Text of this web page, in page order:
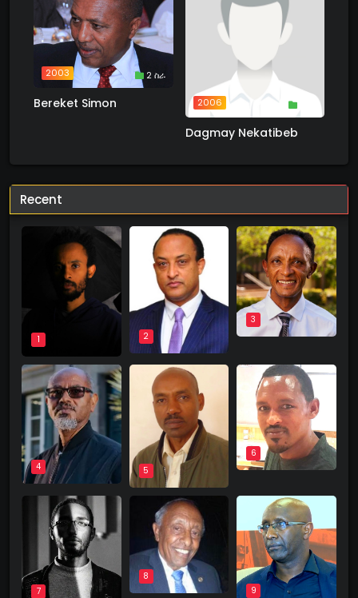
2003 2 ስራ
Bereket Simon 2006
Dagmay Nekatibeb
Recent
1 2
3
4 5
6
7
8
9